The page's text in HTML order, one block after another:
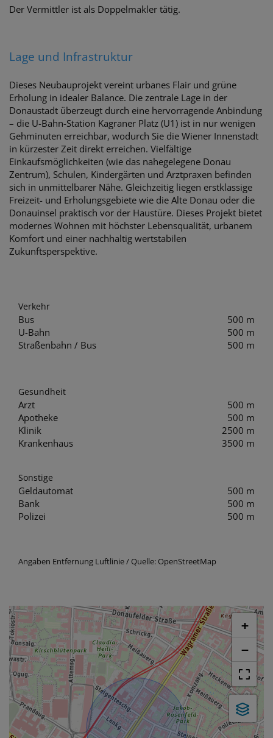
Der Vermittler ist als Doppelmakler tätig.
Lage und Infrastruktur
Dieses Neubauprojekt vereint urbanes Flair und grüne
Erholung in idealer Balance. Die zentrale Lage in der
Donaustadt überzeugt durch eine hervorragende Anbindung
– die U-Bahn-Station Kagraner Platz (U1) ist in nur wenigen
Gehminuten erreichbar, wodurch Sie die Wiener Innenstadt
in kürzester Zeit direkt erreichen. Vielfältige
Einkaufsmöglichkeiten (wie das nahegelegene Donau
Zentrum), Schulen, Kindergärten und Arztpraxen befinden
sich in unmittelbarer Nähe. Gleichzeitig liegen erstklassige
Freizeit- und Erholungsgebiete wie die Alte Donau oder die
Donauinsel praktisch vor der Haustüre. Dieses Projekt bietet
modernes Wohnen mit höchster Lebensqualität, urbanem
Komfort und einer nachhaltig wertstabilen
Zukunftsperspektive.
Verkehr
Bus
500 m
U-Bahn
500 m
Straßenbahn / Bus
500 m
Gesundheit
Arzt
500 m
Apotheke
500 m
Klinik
2500 m
Krankenhaus
3500 m
Sonstige
Geldautomat
500 m
Bank
500 m
Polizei
500 m
Angaben Entfernung Luftlinie / Quelle: OpenStreetMap
+
−